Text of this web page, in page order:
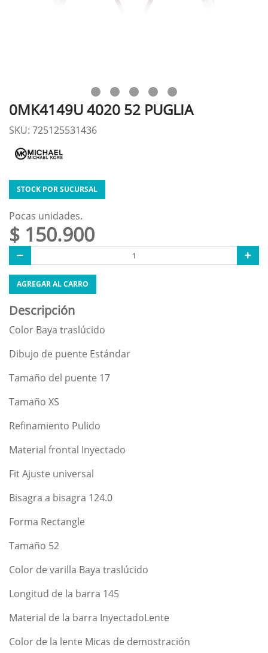
0MK4149U 4020 52 PUGLIA
SKU: 725125531436
STOCK POR SUCURSAL
Pocas unidades.
$ 150.900
AGREGAR AL CARRO
Descripción
Color Baya traslúcido
Dibujo de puente Estándar
Tamaño del puente 17
Tamaño XS
Refinamiento Pulido
Material frontal Inyectado
Fit Ajuste universal
Bisagra a bisagra 124.0
Forma Rectangle
Tamaño 52
Color de varilla Baya traslúcido
Longitud de la barra 145
Material de la barra InyectadoLente
Color de la lente Micas de demostración